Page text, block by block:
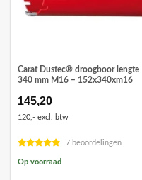
Carat Dustec® droogboor lengte
340 mm M16 – 152x340xm16
145,20
120,- excl. btw
7 beoordelingen
Op voorraad